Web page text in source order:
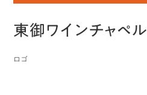
東御ワインチャペル
ロゴ
ペ